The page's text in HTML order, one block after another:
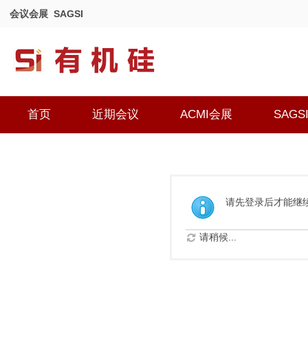
会议会展 SAGSI
首页 近期会议 ACMI会展 SAGSI
请先登录后才能继
请稍候...